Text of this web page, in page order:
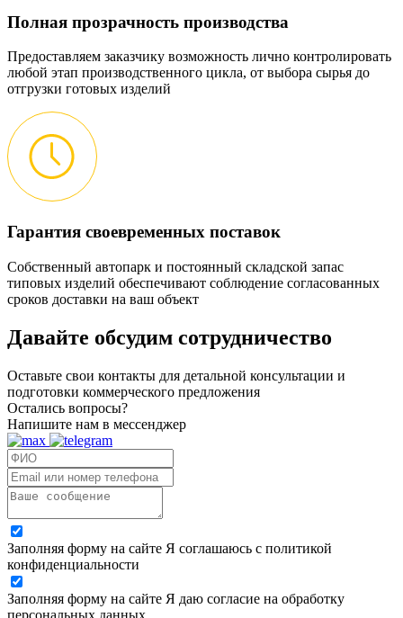
Полная прозрачность производства
Предоставляем заказчику возможность лично контролировать
любой этап производственного цикла, от выбора сырья до
отгрузки готовых изделий
Гарантия своевременных поставок
Собственный автопарк и постоянный складской запас
типовых изделий обеспечивают соблюдение согласованных
сроков доставки на ваш объект
Давайте обсудим сотрудничество
Оставьте свои контакты для детальной консультации и
подготовки коммерческого предложения
Остались вопросы?
Напишите нам в мессенджер
Заполняя форму на сайте Я соглашаюсь с политикой
конфиденциальности
Заполняя форму на сайте Я даю согласие на обработку
персональных данных.